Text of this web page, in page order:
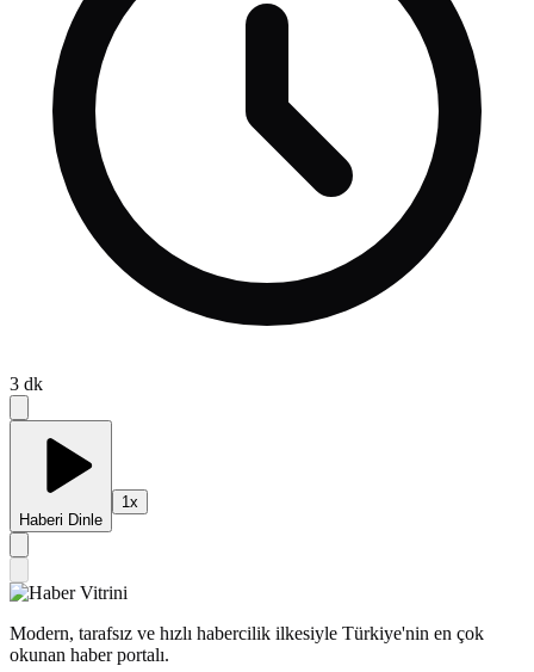
3 dk
Haberi Dinle
1x
Modern, tarafsız ve hızlı habercilik ilkesiyle Türkiye'nin en çok
okunan haber portalı.